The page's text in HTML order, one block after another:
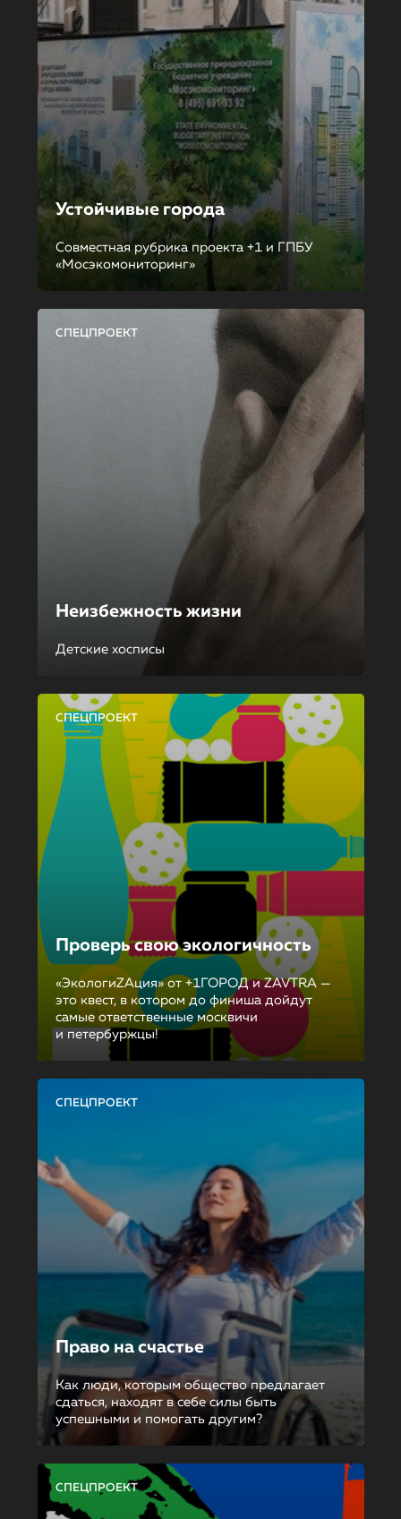
Устойчивые города
Совместная рубрика проекта +1 и ГПБУ
«Мосэкомониторинг»
СПЕЦПРОЕКТ
Неизбежность жизни
Детские хосписы
СПЕЦПРОЕКТ
Проверь свою экологичность
«ЭкологиZAция» от +1ГОРОД и ZAVTRA —
это квест, в котором до финиша дойдут
самые ответственные москвичи
и петербуржцы!
СПЕЦПРОЕКТ
Право на счастье
Как люди, которым общество предлагает
сдаться, находят в себе силы быть
успешными и помогать другим?
СПЕЦПРОЕКТ